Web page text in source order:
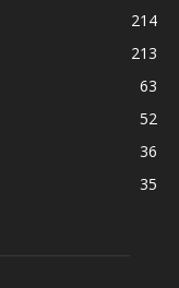
214
213
63
52
36
35